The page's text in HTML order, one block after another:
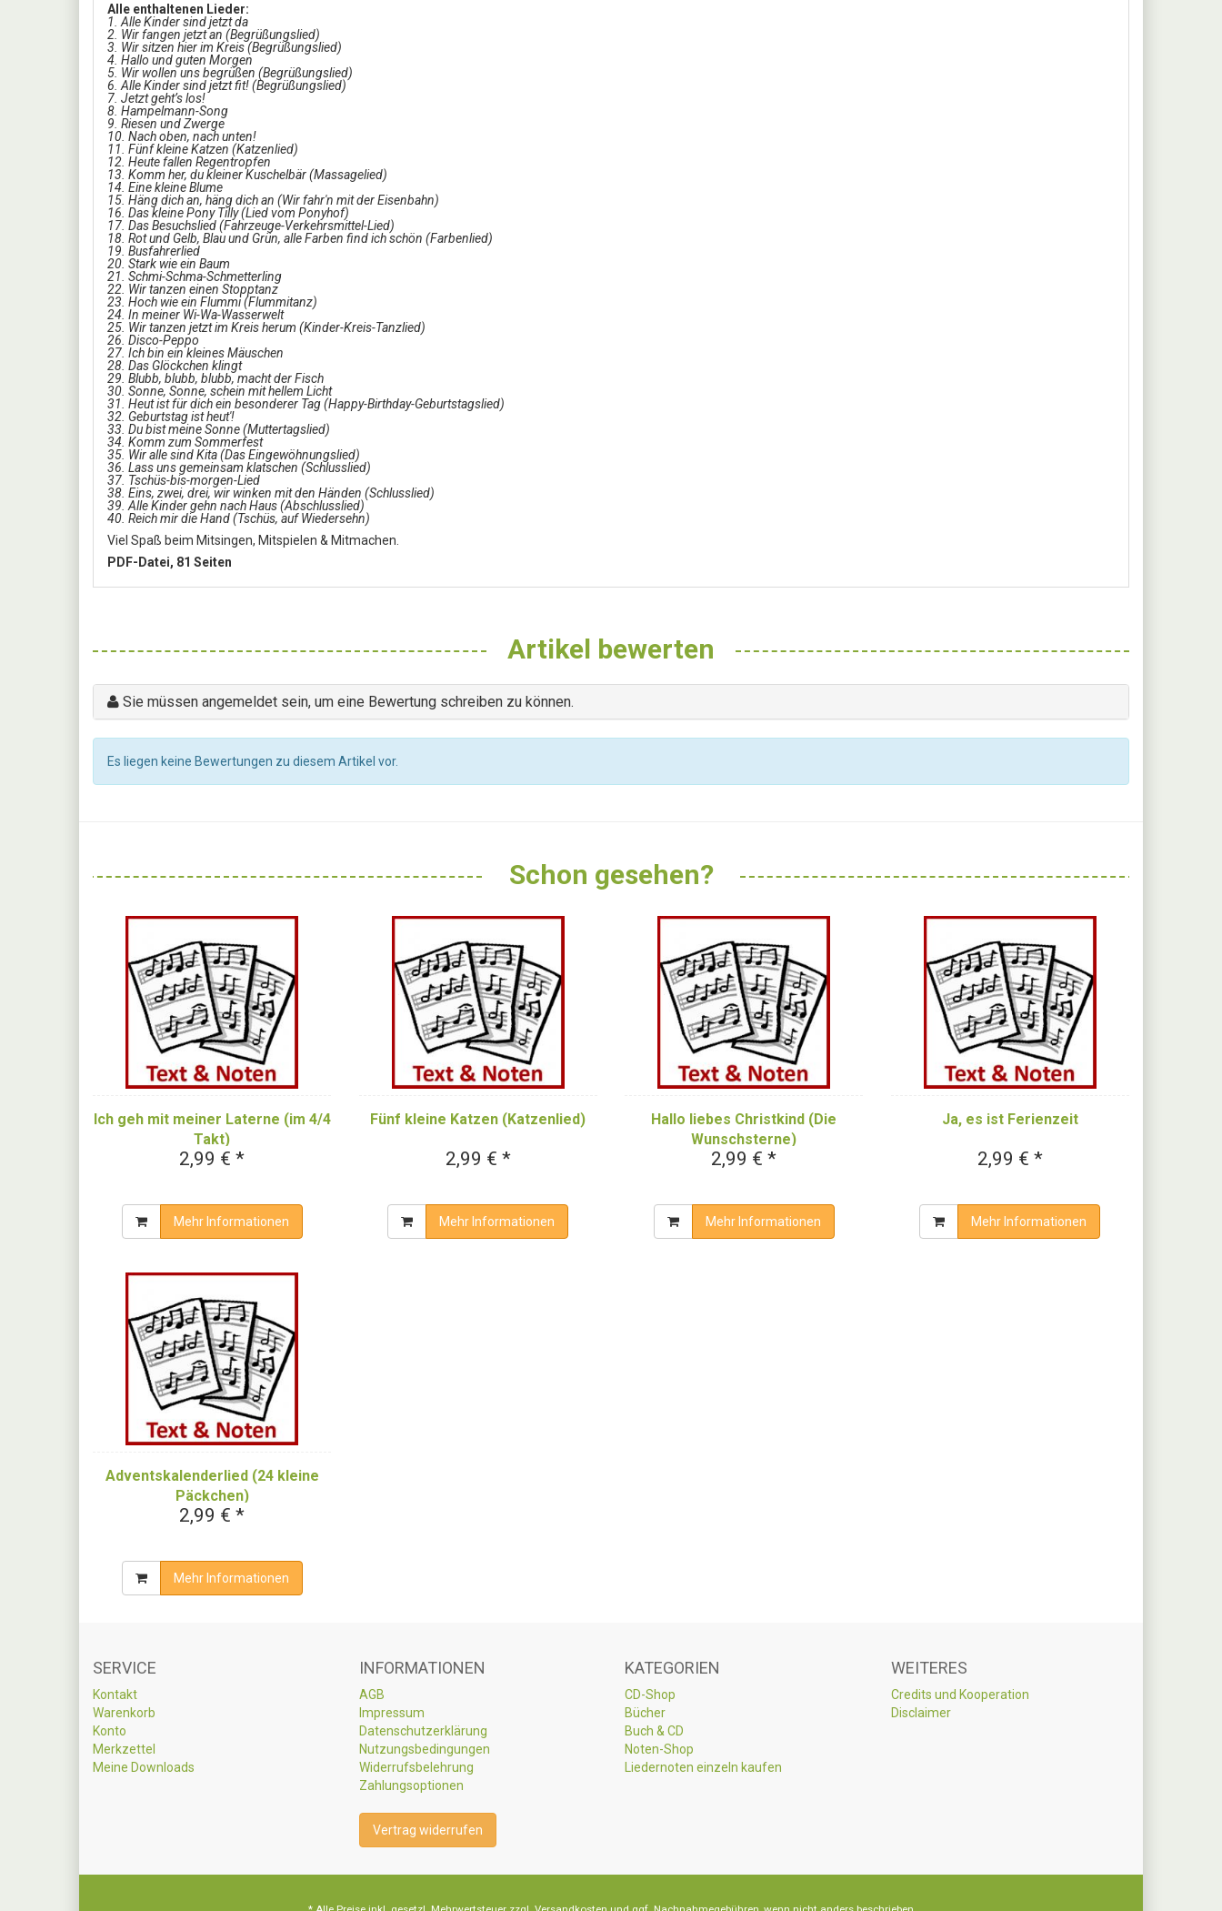
Alle enthaltenen Lieder:
1. Alle Kinder sind jetzt da
2. Wir fangen jetzt an (Begrüßungslied)
3. Wir sitzen hier im Kreis (Begrüßungslied)
4. Hallo und guten Morgen
5. Wir wollen uns begrüßen (Begrüßungslied)
6. Alle Kinder sind jetzt fit! (Begrüßungslied)
7. Jetzt geht’s los!
8. Hampelmann-Song
9. Riesen und Zwerge
10. Nach oben, nach unten!
11. Fünf kleine Katzen (Katzenlied)
12. Heute fallen Regentropfen
13. Komm her, du kleiner Kuschelbär (Massagelied)
14. Eine kleine Blume
15. Häng dich an, häng dich an (Wir fahr'n mit der Eisenbahn)
16. Das kleine Pony Tilly (Lied vom Ponyhof)
17. Das Besuchslied (Fahrzeuge-Verkehrsmittel-Lied)
18. Rot und Gelb, Blau und Grün, alle Farben find ich schön (Farbenlied)
19. Busfahrerlied
20. Stark wie ein Baum
21. Schmi-Schma-Schmetterling
22. Wir tanzen einen Stopptanz
23. Hoch wie ein Flummi (Flummitanz)
24. In meiner Wi-Wa-Wasserwelt
25. Wir tanzen jetzt im Kreis herum (Kinder-Kreis-Tanzlied)
26. Disco-Peppo
27. Ich bin ein kleines Mäuschen
28. Das Glöckchen klingt
29. Blubb, blubb, blubb, macht der Fisch
30. Sonne, Sonne, schein mit hellem Licht
31. Heut ist für dich ein besonderer Tag (Happy-Birthday-Geburtstagslied)
32. Geburtstag ist heut'!
33. Du bist meine Sonne (Muttertagslied)
34. Komm zum Sommerfest
35. Wir alle sind Kita (Das Eingewöhnungslied)
36. Lass uns gemeinsam klatschen (Schlusslied)
37. Tschüs-bis-morgen-Lied
38. Eins, zwei, drei, wir winken mit den Händen (Schlusslied)
39. Alle Kinder gehn nach Haus (Abschlusslied)
40. Reich mir die Hand (Tschüs, auf Wiedersehn)
Viel Spaß beim Mitsingen, Mitspielen & Mitmachen.
PDF-Datei, 81 Seiten
Artikel bewerten
Sie müssen angemeldet sein, um eine Bewertung schreiben zu können.
Es liegen keine Bewertungen zu diesem Artikel vor.
Schon gesehen?
Ich geh mit meiner Laterne (im 4/4
Takt)
2,99 € *
Mehr Informationen
Fünf kleine Katzen (Katzenlied)
2,99 € *
Mehr Informationen
Hallo liebes Christkind (Die
Wunschsterne)
2,99 € *
Mehr Informationen
Ja, es ist Ferienzeit
2,99 € *
Mehr Informationen
Adventskalenderlied (24 kleine
Päckchen)
2,99 € *
Mehr Informationen
SERVICE
Kontakt
Warenkorb
Konto
Merkzettel
Meine Downloads
INFORMATIONEN
AGB
Impressum
Datenschutzerklärung
Nutzungsbedingungen
Widerrufsbelehrung
Zahlungsoptionen
Vertrag widerrufen
KATEGORIEN
CD-Shop
Bücher
Buch & CD
Noten-Shop
Liedernoten einzeln kaufen
WEITERES
Credits und Kooperation
Disclaimer